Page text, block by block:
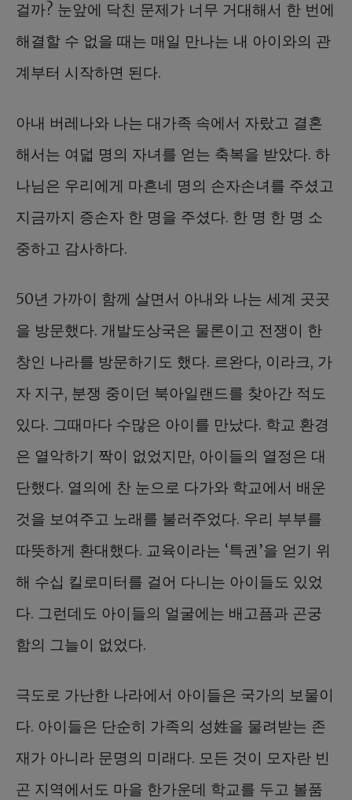
걸까? 눈앞에 닥친 문제가 너무 거대해서 한 번에
해결할 수 없을 때는 매일 만나는 내 아이와의 관
계부터 시작하면 된다.
아내 버레나와 나는 대가족 속에서 자랐고 결혼
해서는 여덟 명의 자녀를 얻는 축복을 받았다. 하
나님은 우리에게 마흔네 명의 손자손녀를 주셨고
지금까지 증손자 한 명을 주셨다. 한 명 한 명 소
중하고 감사하다.
50년 가까이 함께 살면서 아내와 나는 세계 곳곳
을 방문했다. 개발도상국은 물론이고 전쟁이 한
창인 나라를 방문하기도 했다. 르완다, 이라크, 가
자 지구, 분쟁 중이던 북아일랜드를 찾아간 적도
있다. 그때마다 수많은 아이를 만났다. 학교 환경
은 열악하기 짝이 없었지만, 아이들의 열정은 대
단했다. 열의에 찬 눈으로 다가와 학교에서 배운
것을 보여주고 노래를 불러주었다. 우리 부부를
따뜻하게 환대했다. 교육이라는 ‘특권’을 얻기 위
해 수십 킬로미터를 걸어 다니는 아이들도 있었
다. 그런데도 아이들의 얼굴에는 배고픔과 곤궁
함의 그늘이 없었다.
극도로 가난한 나라에서 아이들은 국가의 보물이
다. 아이들은 단순히 가족의 성姓을 물려받는 존
재가 아니라 문명의 미래다. 모든 것이 모자란 빈
곤 지역에서도 마을 한가운데 학교를 두고 볼품